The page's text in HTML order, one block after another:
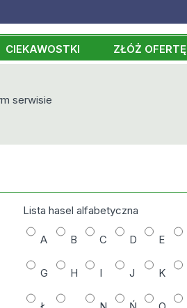
CIEKAWOSTKI ZŁÓŻ OFERTĘ
serwisie
Lista hasel alfabetyczna
A B C D E
G H I J K